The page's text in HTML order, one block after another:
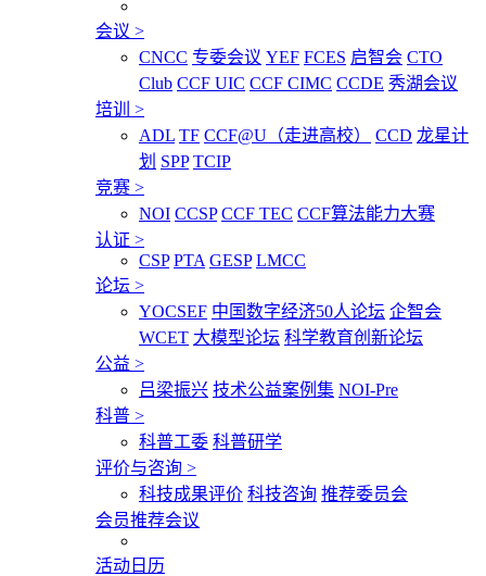
会议 >
CNCC 专委会议 YEF FCES 启智会 CTO
Club CCF UIC CCF CIMC CCDE 秀湖会议
培训 >
ADL TF CCF@U（走进高校） CCD 龙星计
划 SPP TCIP
竞赛 >
NOI CCSP CCF TEC CCF算法能力大赛
认证 >
CSP PTA GESP LMCC
论坛 >
YOCSEF 中国数字经济50人论坛 企智会
WCET 大模型论坛 科学教育创新论坛
公益 >
吕梁振兴 技术公益案例集 NOI-Pre
科普 >
科普工委 科普研学
评价与咨询 >
科技成果评价 科技咨询 推荐委员会
会员推荐会议
活动日历